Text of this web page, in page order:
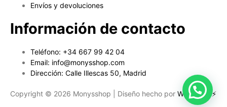
Envíos y devoluciones
Información de contacto
Teléfono: +34 667 99 42 04
Email: info@monysshop.com
Dirección: Calle Illescas 50, Madrid
Copyright © 2026 Monysshop | Diseño hecho por Websaurio⚡